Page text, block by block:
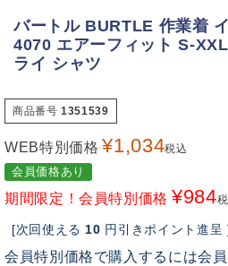
バートル BURTLE 作業着
4070 エアーフィット S-
ライ シャツ
商品番号 1351539
WEB特別価格 ¥1,034税込
会員価格あり
期間限定！会員特別価格 ¥984
[次回使える 10 円引きポイント進呈
会員特別価格で購入するには会